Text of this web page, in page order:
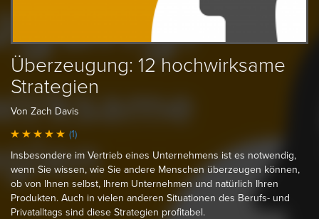
Überzeugung: 12 hochwirksame
Strategien
Von Zach Davis
(1)
Insbesondere im Vertrieb eines Unternehmens ist es notwendig,
wenn Sie wissen, wie Sie andere Menschen überzeugen können,
ob von Ihnen selbst, Ihrem Unternehmen und natürlich Ihren
Produkten. Auch in vielen anderen Situationen des Berufs- und
Privatalltags sind diese Strategien profitabel.